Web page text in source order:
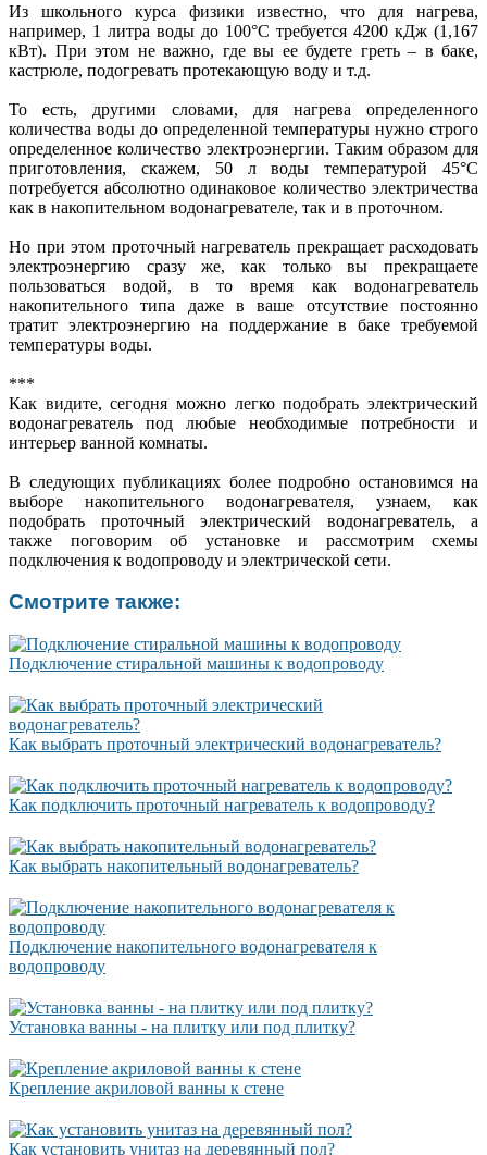
Из школьного курса физики известно, что для нагрева,
например, 1 литра воды до 100°С требуется 4200 кДж (1,167
кВт). При этом не важно, где вы ее будете греть – в баке,
кастрюле, подогревать протекающую воду и т.д.
То есть, другими словами, для нагрева определенного
количества воды до определенной температуры нужно строго
определенное количество электроэнергии. Таким образом для
приготовления, скажем, 50 л воды температурой 45°С
потребуется абсолютно одинаковое количество электричества
как в накопительном водонагревателе, так и в проточном.
Но при этом проточный нагреватель прекращает расходовать
электроэнергию сразу же, как только вы прекращаете
пользоваться водой, в то время как водонагреватель
накопительного типа даже в ваше отсутствие постоянно
тратит электроэнергию на поддержание в баке требуемой
температуры воды.
***
Как видите, сегодня можно легко подобрать электрический
водонагреватель под любые необходимые потребности и
интерьер ванной комнаты.
В следующих публикациях более подробно остановимся на
выборе накопительного водонагревателя, узнаем, как
подобрать проточный электрический водонагреватель, а
также поговорим об установке и рассмотрим схемы
подключения к водопроводу и электрической сети.
Смотрите также:
Подключение стиральной машины к водопроводу
Как выбрать проточный электрический водонагреватель?
Как подключить проточный нагреватель к водопроводу?
Как выбрать накопительный водонагреватель?
Подключение накопительного водонагревателя к
водопроводу
Установка ванны - на плитку или под плитку?
Крепление акриловой ванны к стене
Как установить унитаз на деревянный пол?